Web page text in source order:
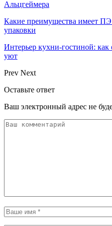
Альцгеймера
Какие преимущества имеет
упаковки
Интерьер кухни-гостиной:
уют
Prev Next
Оставьте ответ
Ваш электронный адрес не